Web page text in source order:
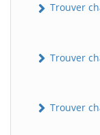
Trouver
Trouver
Trouver